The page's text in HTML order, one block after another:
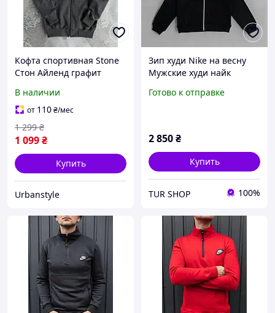
Кофта спортивная Stone
Стон Айленд графит
турецкая двунитка,
Толстовка Стоник зип
худые с патчем Турция
В наличии
от 110₴/мес
1 099₴
1 299 ₴
Купить
Urbanstyle
Зип худи Nike на весну
Мужские худи найк
Найк Кофта зипка Nike
Готово к отправке
2 850₴
Купить
TUR SHOP 100%